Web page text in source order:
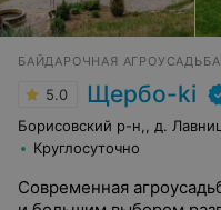
БАЙДАРОЧНАЯ АГРОУСАДЬБА
5.0 Щербо-ki
Борисовский р-н,, д.
Круглосуточно
Современная